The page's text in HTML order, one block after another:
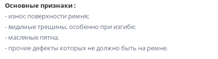
Основные признаки :
- износ поверхности ремня;
- видимые трещины, особенно при изгибе;
- масляные пятна;
- прочие дефекты которых не должно быть на ремне.